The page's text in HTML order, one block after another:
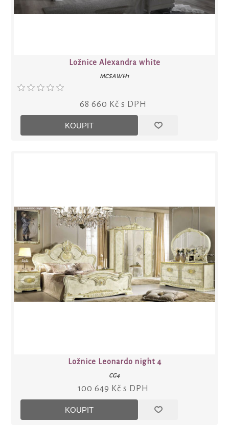
Ložnice Alexandra white
MCSAWH1
68 660 Kč s DPH
Ložnice Leonardo night 4
CG4
100 649 Kč s DPH